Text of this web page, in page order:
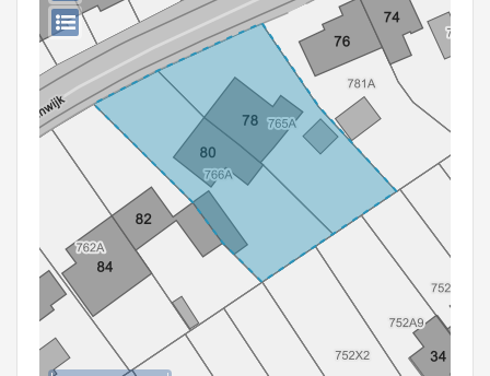
Aanmelden